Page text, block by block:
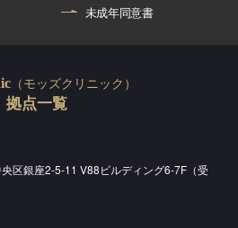
未成年同意書
（モッズクリニック）
拠点一覧
区銀座2-5-11 V88ビルディング6-7F（受